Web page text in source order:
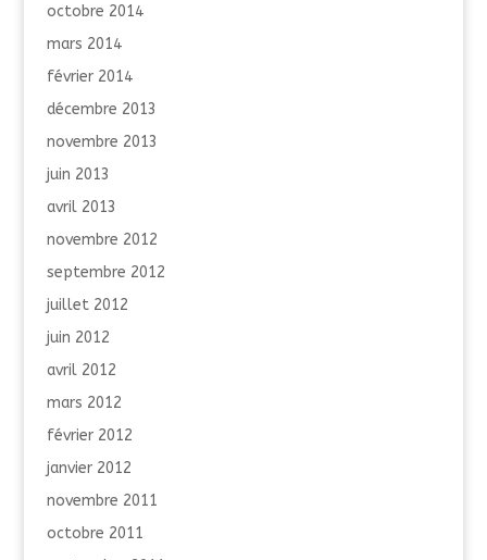
octobre 2014
mars 2014
février 2014
décembre 2013
novembre 2013
juin 2013
avril 2013
novembre 2012
septembre 2012
juillet 2012
juin 2012
avril 2012
mars 2012
février 2012
janvier 2012
novembre 2011
octobre 2011